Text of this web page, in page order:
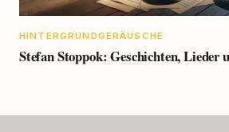
HINTERGRUNDGERÄUSCHE
Stefan Stoppok: Geschichten, Lieder